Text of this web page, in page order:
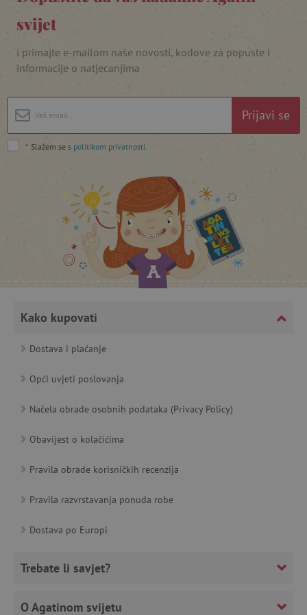
svijet
i primajte e-mailom naše novosti, kodove za popuste i
informacije o natjecanjima
Prijavi se
* Slažem se s politikom privatnosti
Kako kupovati
Dostava i plaćanje
Opći uvjeti poslovanja
Načela obrade osobnih podataka (Privacy Policy)
Obavijest o kolačićima
Pravila obrade korisničkih recenzija
Pravila razvrstavanja ponuda robe
Dostava po Europi
Trebate li savjet?
O Agatinom svijetu
featureFlagIdentifier
lastVisitedProduct www.agatinsvijet.hr
_lb_ccc
featureFlagCheckoutExperimentVariant www.agatinsvijet.hr
product_filter_remember
_lb
__cf_bm
Googleovu politiku privatnosti